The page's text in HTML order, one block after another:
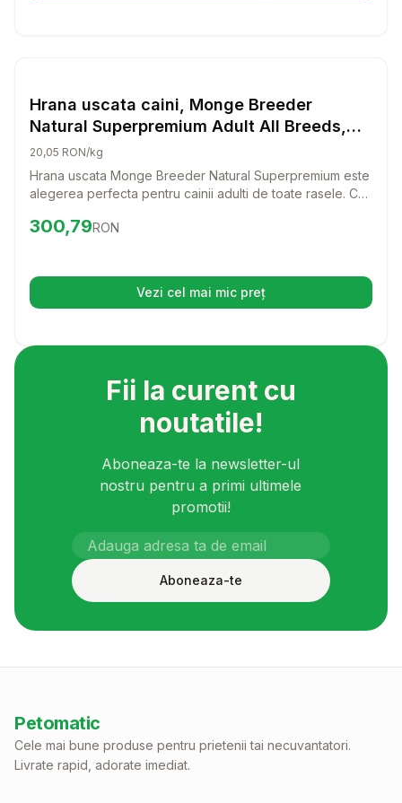
Hrana Uscata Caini
Hrana uscata caini, Monge Breeder
Natural Superpremium Adult All Breeds,
Miel & Orez, 15 kg
20,05 RON/kg
Hrana uscata Monge Breeder Natural Superpremium este
alegerea perfecta pentru cainii adulti de toate rasele. Cu
hrana ii va oferi catelului tau nutrientii necesari pentru o
Preț: 300.79 RON
300,79RON
Vezi cel mai mic preț(se deschide într-o filă nouă)
Fii la curent cu
noutatile!
Aboneaza-te la newsletter-ul
nostru pentru a primi ultimele
promotii!
Aboneaza-te
Petomatic
Cele mai bune produse pentru prietenii tai necuvantatori.
Livrate rapid, adorate imediat.